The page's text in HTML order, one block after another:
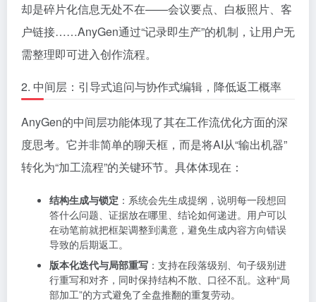
却是碎片化信息无处不在——会议要点、白板照片、客
户链接……AnyGen通过“记录即生产”的机制，让用户无
需整理即可进入创作流程。
2. 中间层：引导式追问与协作式编辑，降低返工概率
AnyGen的中间层功能体现了其在工作流优化方面的深
度思考。它并非简单的聊天框，而是将AI从“输出机器”
转化为“加工流程”的关键环节。具体体现在：
结构生成与锁定 ：系统会先生成提纲，说明每一段想回
答什么问题、证据放在哪里、结论如何递进。用户可以
在动笔前就把框架调整到满意，避免生成内容方向错误
导致的后期返工。
版本化迭代与局部重写 ：支持在段落级别、句子级别进
行重写和对齐，同时保持结构不散、口径不乱。这种“局
部加工”的方式避免了全盘推翻的重复劳动。